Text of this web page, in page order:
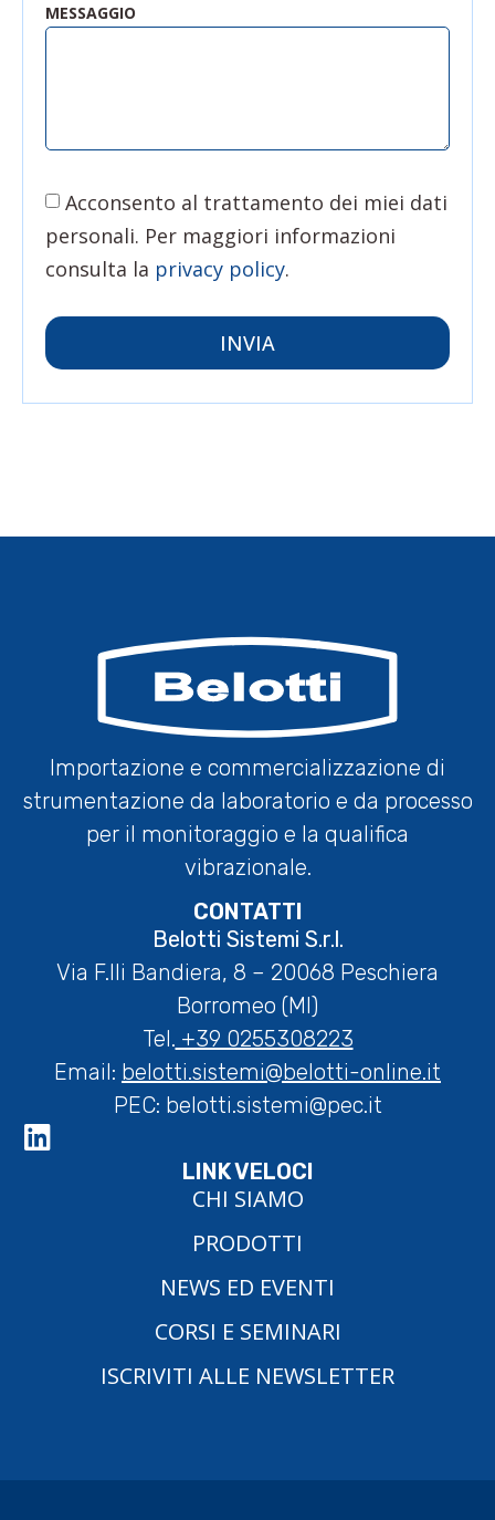
MESSAGGIO
Acconsento al trattamento dei miei dati
personali. Per maggiori informazioni
consulta la privacy policy.
INVIA
Importazione e commercializzazione di
strumentazione da laboratorio e da processo
per il monitoraggio e la qualifica
vibrazionale.
CONTATTI
Belotti Sistemi S.r.l.
Via F.lli Bandiera, 8 – 20068 Peschiera
Borromeo (MI)
Tel. +39 0255308223
Email: belotti.sistemi@belotti-online.it
PEC: belotti.sistemi@pec.it
LINK VELOCI
CHI SIAMO
PRODOTTI
NEWS ED EVENTI
CORSI E SEMINARI
ISCRIVITI ALLE NEWSLETTER